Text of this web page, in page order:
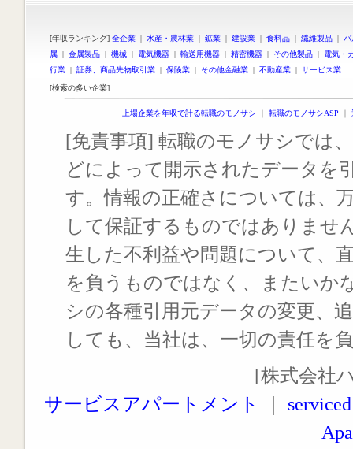
[年収ランキング] 全企業 | 水産・農林業 | 鉱業 | 建設業 | 食料品 | 繊維製品 |
属 | 金属製品 | 機械 | 電気機器 | 輸送用機器 | 精密機器 | その他製品 | 電気・
行業 | 証券、商品先物取引業 | 保険業 | その他金融業 | 不動産業 | サービス業
[検索の多い企業]
上場企業を年収で計る転職のモノサシ ｜ 転職のモノサシASP ｜
[免責事項] 転職のモノサシでは
どによって開示されたデータを
す。情報の正確さについては、
して保証するものではありませ
生した不利益や問題について、
を負うものではなく、またいか
シの各種引用元データの変更、
しても、当社は、一切の責任を
[株式会社
サービスアパートメント